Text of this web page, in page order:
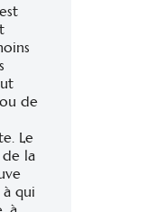
de
Le
de la
qui